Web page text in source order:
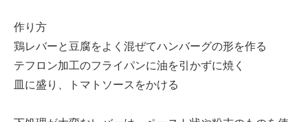
作り方
鶏レバーと豆腐をよく混ぜてハンバーグの形を作る
テフロン加工のフライパンに油を引かずに焼く
皿に盛り、トマトソースをかける